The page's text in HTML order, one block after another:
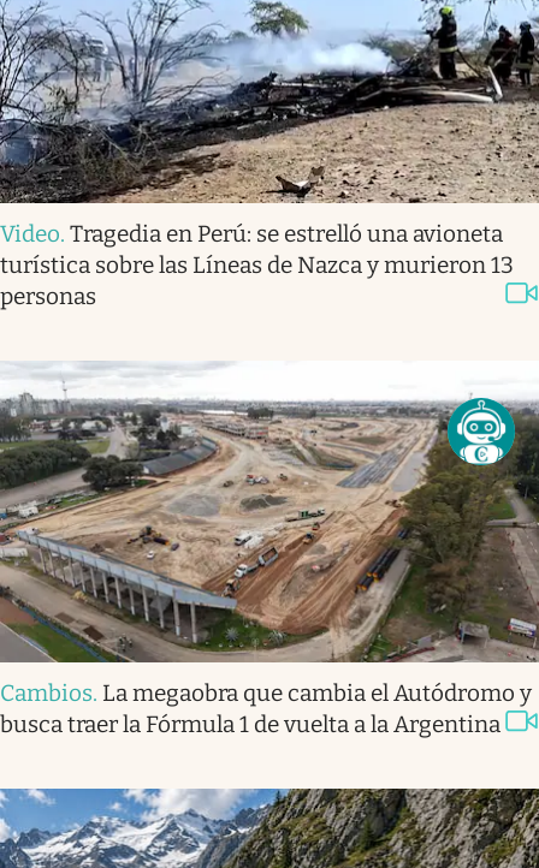
Video. Tragedia en Perú: se estrelló una avioneta
turística sobre las Líneas de Nazca y murieron 13
personas
Cambios. La megaobra que cambia el Autódromo y
busca traer la Fórmula 1 de vuelta a la Argentina